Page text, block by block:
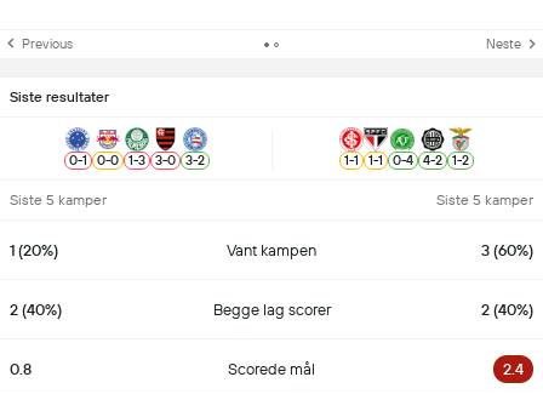
Previous Neste
Siste resultater
0-1 0-0 1-3 3-0 3-2 1-1 1-1 0-4 4-2 1-2
Siste 5 kamper Siste 5 kamper
1 (20%) Vant kampen 3 (60%)
2 (40%) Begge lag scorer 2 (40%)
0.8 Scorede mål 2.4